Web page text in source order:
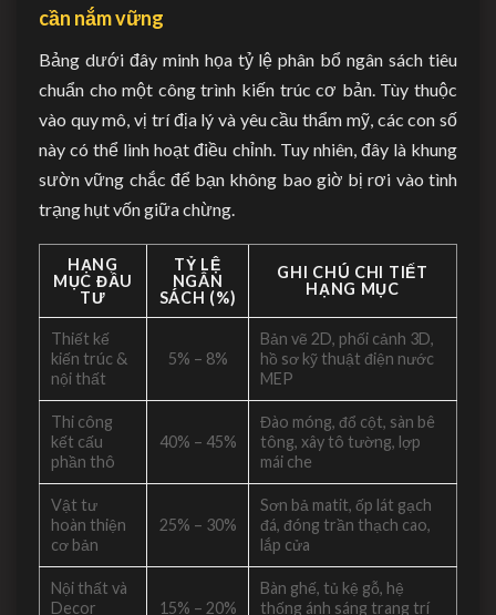
cần nắm vững
Bảng dưới đây minh họa tỷ lệ phân bổ ngân sách tiêu
chuẩn cho một công trình kiến trúc cơ bản. Tùy thuộc
vào quy mô, vị trí địa lý và yêu cầu thẩm mỹ, các con số
này có thể linh hoạt điều chỉnh. Tuy nhiên, đây là khung
sườn vững chắc để bạn không bao giờ bị rơi vào tình
trạng hụt vốn giữa chừng.
HẠNG
MỤC ĐẦU
TƯ
TỶ LỆ
NGÂN
SÁCH (%)
GHI CHÚ CHI TIẾT
HẠNG MỤC
Thiết kế
kiến trúc &
nội thất
5% – 8%
Bản vẽ 2D, phối cảnh 3D,
hồ sơ kỹ thuật điện nước
MEP
Thi công
kết cấu
phần thô
40% – 45%
Đào móng, đổ cột, sàn bê
tông, xây tô tường, lợp
mái che
Vật tư
hoàn thiện
cơ bản
25% – 30%
Sơn bả matit, ốp lát gạch
đá, đóng trần thạch cao,
lắp cửa
Nội thất và
Decor
15% – 20%
Bàn ghế, tủ kệ gỗ, hệ
thống ánh sáng trang trí